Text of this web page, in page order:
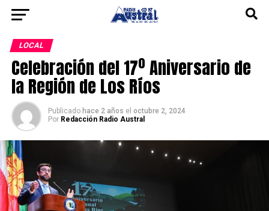
LOCAL
Celebración del 17º Aniversario de
la Región de Los Ríos
Publicado hace 2 años el octubre 2, 2024
Por Redacción Radio Austral